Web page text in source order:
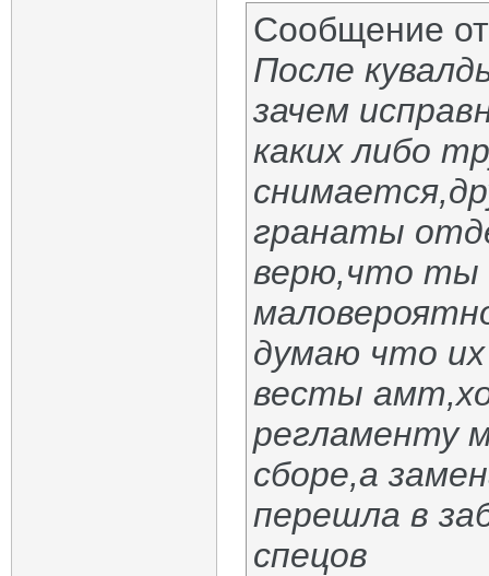
Сообщение
После
зачем
каких либо
гранаты
верю,что ты
думаю что их
весты
регламенту
сборе,а
перешла в
спецов